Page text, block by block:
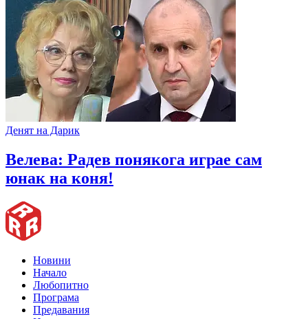
Денят на Дарик
Велева: Радев понякога играе сам
юнак на коня!
Новини
Начало
Любопитно
Програма
Предавания